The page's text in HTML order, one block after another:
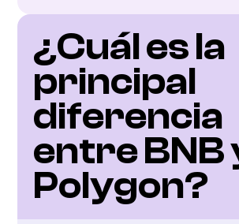
¿Cuál es la
principal
diferencia
entre BNB
Polygon?